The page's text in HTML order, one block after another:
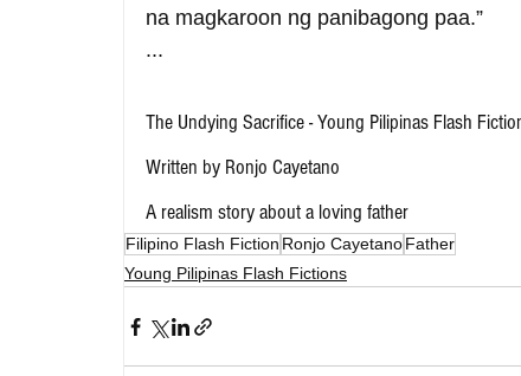
na magkaroon ng panibagong paa.”
...
The Undying Sacrifice - Young Pilipinas Flash
Written by Ronjo Cayetano
A realism story about a loving father
Filipino Flash Fiction Ronjo CayetanoFather
Young Pilipinas Flash Fictions